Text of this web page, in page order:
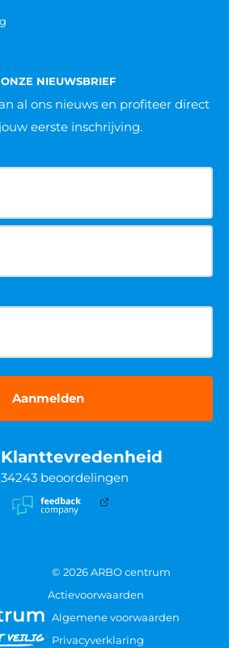
NIEUWSBRIEF
al ons nieuws en profiteer direct
eerste inschrijving.
Klanttevredenheid
34243 beoordelingen
© 2026 ARBO centrum
Actievoorwaarden
Algemene voorwaarden
Privacyverklaring